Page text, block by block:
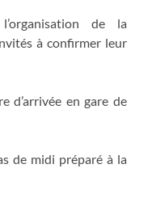
de la
à confirmer leur
d’arrivée en gare de
de midi préparé à la